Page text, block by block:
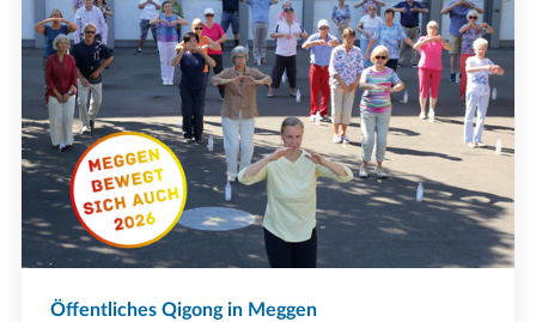
Öffentliches Qigong in Meggen